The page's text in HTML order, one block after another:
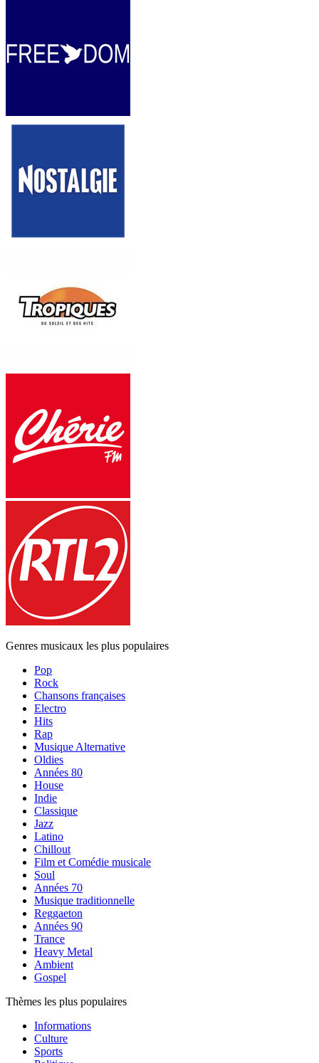
Genres musicaux les plus populaires
Pop
Rock
Chansons françaises
Electro
Hits
Rap
Musique Alternative
Oldies
Années 80
House
Indie
Classique
Jazz
Latino
Chillout
Film et Comédie musicale
Soul
Années 70
Musique traditionnelle
Reggaeton
Années 90
Trance
Heavy Metal
Ambient
Gospel
Thèmes les plus populaires
Informations
Culture
Sports